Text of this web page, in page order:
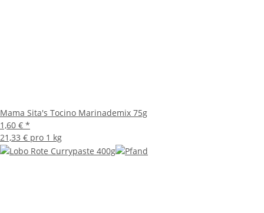
Mama Sita's Tocino Marinademix 75g
1,60 € *
21,33 € pro 1 kg